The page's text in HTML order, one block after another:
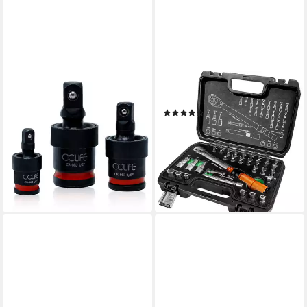
Steckschlüssel
Schlagschrauber Kreuzgelenk
Gelenksatz 3tlg 1/2"3/8"1/4"
(Packung, 3 St)
17,99 €
25,70 €
-30%
lieferbar - in 3-4 Werktagen bei dir
BM-WERKZEUGE
Drehmomentschlüssel (Set)
(6)
50,57 € UVP94,99 €
leider ausverkauft